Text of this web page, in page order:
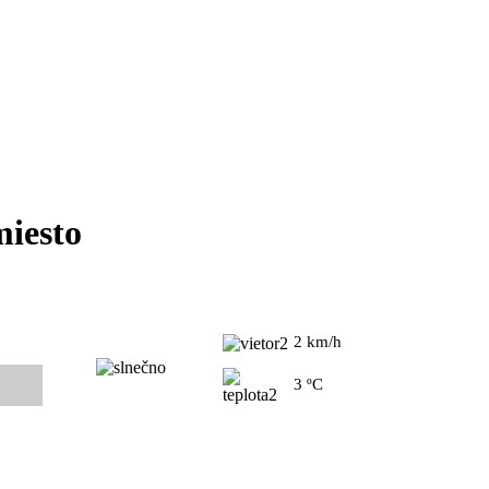
2 km/h
3 ºC